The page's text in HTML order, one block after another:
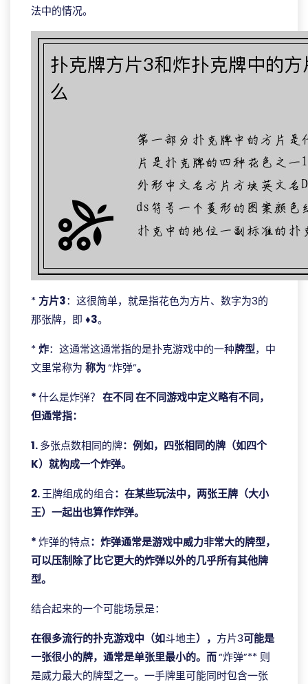
法中的情况。
* 方片3：这很简单，就是指花色为方片、数字为3的
那张牌，即 ♦3。
*炸：这通常这通常指的是扑克游戏中的一种牌型，中
文里常称为 称为“炸弹”。
*什么是炸弹？ 在不同 在不同游戏中定义略有不同，
但通常指：
1.多张点数相同的牌：例如，四张相同的牌（如四个
K）就构成一个炸弹。
2.王牌组成的组合：在某些玩法中，两张王牌（大小
王）一起出也算作炸弹。
*炸弹的特点：炸弹通常是游戏中威力非常大的牌型，
可以压制除了比它更大的炸弹以外的几乎所有其他牌
型。
结合起来的一个可能场景是：
在很多流行的扑克游戏中（如斗地主）， 方片3可能是
一张很小的牌，通常是单张里最小的。而“炸弹”** 则
是威力最大的牌型之一。一手牌里可能同时包含一张